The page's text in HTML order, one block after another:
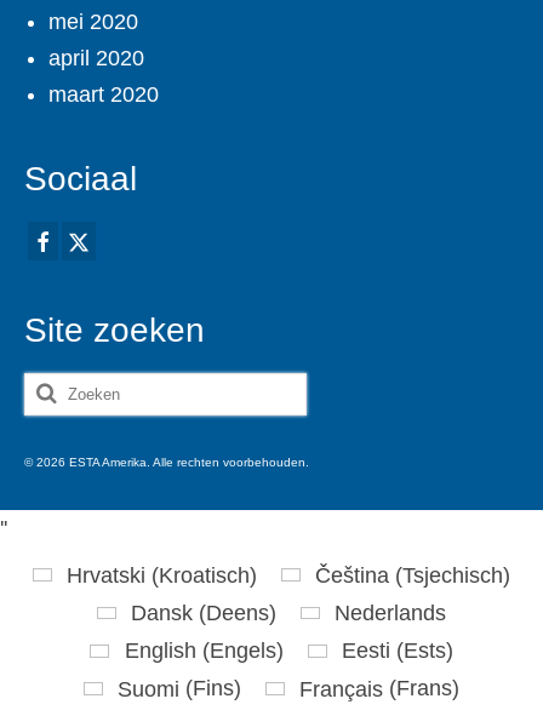
mei 2020
april 2020
maart 2020
Sociaal
Site zoeken
Zoeken
naar:
© 2026 ESTA Amerika. Alle rechten voorbehouden.
''
Hrvatski (Kroatisch) Čeština (Tsjechisch)
Dansk (Deens)
Nederlands
English (Engels) Eesti (Ests)
Suomi (Fins) Français (Frans)